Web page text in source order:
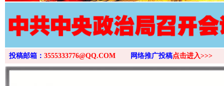
投稿邮箱： 3555333776@QQ.COM 网络推广投稿点击进入>>>